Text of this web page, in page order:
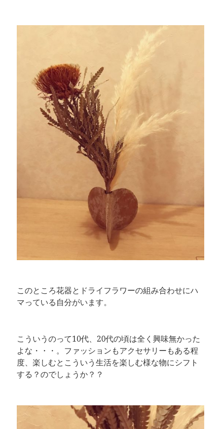
このところ花器とドライフラワーの組み合わせにハ
マっている自分がいます。
こういうのって10代、20代の頃は全く興味無かった
よな・・・。ファッションもアクセサリーもある程
度、楽しむとこういう生活を楽しむ様な物にシフト
する？のでしょうか？？